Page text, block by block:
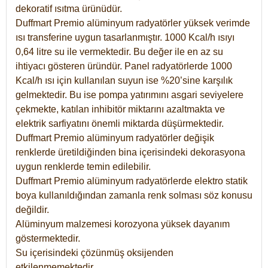
dekoratif ısıtma ürünüdür.
Duffmart Premio alüminyum radyatörler yüksek verimde
ısı transferine uygun tasarlanmıştır. 1000 Kcal/h ısıyı
0,64 litre su ile vermektedir. Bu değer ile en az su
ihtiyacı gösteren üründür. Panel radyatörlerde 1000
Kcal/h ısı için kullanılan suyun ise %20’sine karşılık
gelmektedir. Bu ise pompa yatırımını asgari seviyelere
çekmekte, katılan inhibitör miktarını azaltmakta ve
elektrik sarfiyatını önemli miktarda düşürmektedir.
Duffmart Premio alüminyum radyatörler değişik
renklerde üretildiğinden bina içerisindeki dekorasyona
uygun renklerde temin edilebilir.
Duffmart Premio alüminyum radyatörlerde elektro statik
boya kullanıldığından zamanla renk solması söz konusu
değildir.
Alüminyum malzemesi korozyona yüksek dayanım
göstermektedir.
Su içerisindeki çözünmüş oksijenden